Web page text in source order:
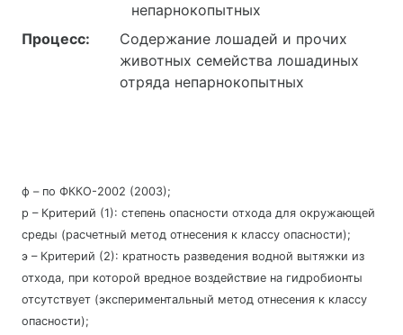
непарнокопытных
Процесс:
Содержание лошадей и прочих
животных семейства лошадиных
отряда непарнокопытных
ф – по ФККО-2002 (2003);
р – Критерий (1): степень опасности отхода для окружающей
среды (расчетный метод отнесения к классу опасности);
э – Критерий (2): кратность разведения водной вытяжки из
отхода, при которой вредное воздействие на гидробионты
отсутствует (экспериментальный метод отнесения к классу
опасности);